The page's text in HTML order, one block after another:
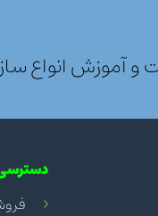
آموزش انواع